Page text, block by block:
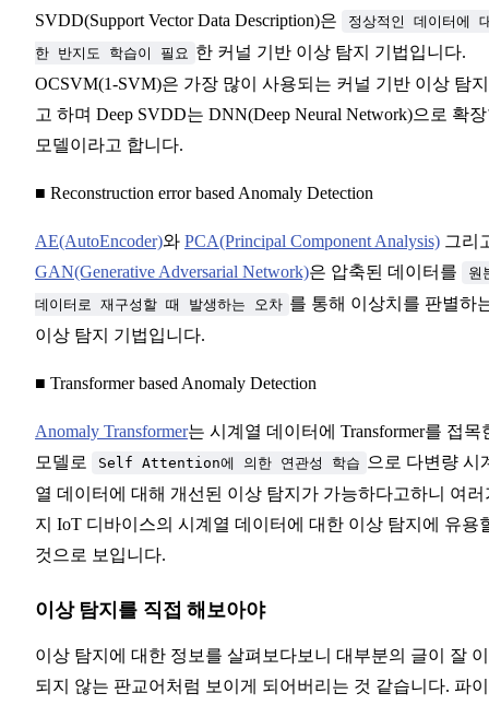
SVDD(Support Vector Data Description)은
정상적인 데이터에
한 반지도 학습이 필요 한 커널 기반 이상 탐지 기법입니다.
OCSVM(1-SVM)은 가장 많이 사용되는 커널 기반 이상 탐
고 하며 Deep SVDD는 DNN(Deep Neural Network)으로 확
모델이라고 합니다.
■ Reconstruction error based Anomaly Detection
AE(AutoEncoder)와 PCA(Principal Component Analysis) 그리
GAN(Generative Adversarial Network)은 압축된 데이터를
원
데이터로 재구성할 때 발생하는 오차 를 통해 이상치를 판별하
이상 탐지 기법입니다.
■ Transformer based Anomaly Detection
Anomaly Transformer는 시계열 데이터에 Transformer를 접목
모델로
Self Attention에 의한 연관성 학습 으로 다변량 시
열 데이터에 대해 개선된 이상 탐지가 가능하다고하니 여러
지 IoT 디바이스의 시계열 데이터에 대한 이상 탐지에 유용
것으로 보입니다.
이상 탐지를 직접 해보아야
이상 탐지에 대한 정보를 살펴보다보니 대부분의 글이 잘
되지 않는 판교어처럼 보이게 되어버리는 것 같습니다. 파